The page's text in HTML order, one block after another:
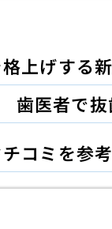
上げする
歯医者で
コミを参